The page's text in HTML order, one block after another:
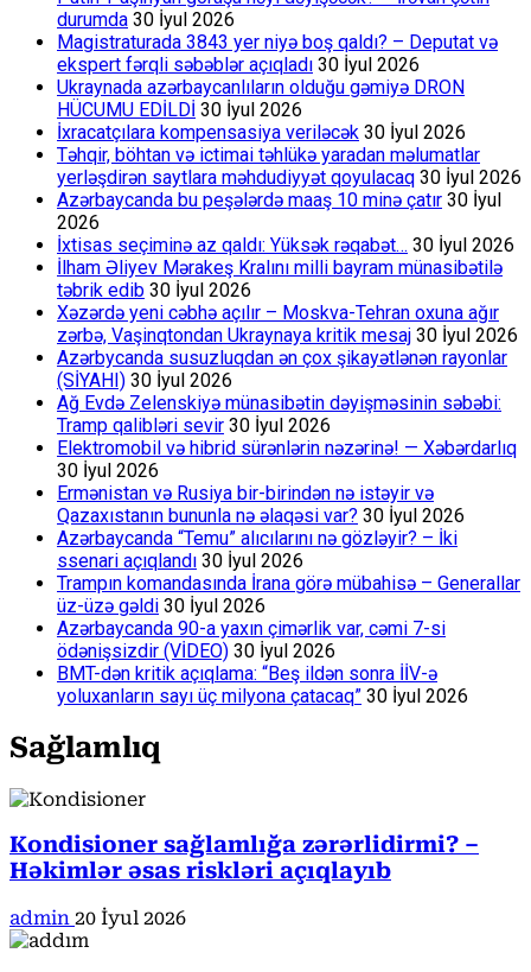
durumda 30 İyul 2026
Magistraturada 3843 yer niyə boş qaldı? – Deputat və
ekspert fərqli səbəblər açıqladı 30 İyul 2026
Ukraynada azərbaycanlıların olduğu gəmiyə DRON
HÜCUMU EDİLDİ 30 İyul 2026
İxracatçılara kompensasiya veriləcək 30 İyul 2026
Təhqir, böhtan və ictimai təhlükə yaradan məlumatlar
yerləşdirən saytlara məhdudiyyət qoyulacaq 30 İyul 2026
Azərbaycanda bu peşələrdə maaş 10 minə çatır 30 İyul
2026
İxtisas seçiminə az qaldı: Yüksək rəqabət… 30 İyul 2026
İlham Əliyev Mərakeş Kralını milli bayram münasibətilə
təbrik edib 30 İyul 2026
Xəzərdə yeni cəbhə açılır – Moskva-Tehran oxuna ağır
zərbə, Vaşinqtondan Ukraynaya kritik mesaj 30 İyul 2026
Azərbycanda susuzluqdan ən çox şikayətlənən rayonlar
(SİYAHI) 30 İyul 2026
Ağ Evdə Zelenskiyə münasibətin dəyişməsinin səbəbi:
Tramp qalibləri sevir 30 İyul 2026
Elektromobil və hibrid sürənlərin nəzərinə! — Xəbərdarlıq
30 İyul 2026
Ermənistan və Rusiya bir-birindən nə istəyir və
Qazaxıstanın bununla nə əlaqəsi var? 30 İyul 2026
Azərbaycanda “Temu” alıcılarını nə gözləyir? – İki
ssenari açıqlandı 30 İyul 2026
Trampın komandasında İrana görə mübahisə – Generallar
üz-üzə gəldi 30 İyul 2026
Azərbaycanda 90-a yaxın çimərlik var, cəmi 7-si
ödənişsizdir (VİDEO) 30 İyul 2026
BMT-dən kritik açıqlama: “Beş ildən sonra İİV-ə
yoluxanların sayı üç milyona çatacaq” 30 İyul 2026
Sağlamlıq
Kondisioner sağlamlığa zərərlidirmi? –
Həkimlər əsas riskləri açıqlayıb
admin 20 İyul 2026